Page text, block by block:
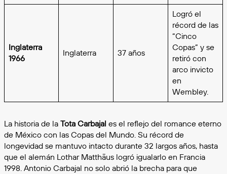
Inglaterra
1966
Inglaterra 37 años
Logró el
récord de las
“Cinco
Copas” y se
retiró con
arco invicto
en
Wembley.
La historia de la Tota Carbajal es el reflejo del romance eterno
de México con las Copas del Mundo. Su récord de
longevidad se mantuvo intacto durante 32 largos años, hasta
que el alemán Lothar Matthäus logró igualarlo en Francia
1998. Antonio Carbajal no solo abrió la brecha para que